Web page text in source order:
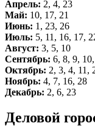
Апрель: 2, 4, 23
Май: 10, 17, 21
Июнь: 1, 23, 26
Июль: 5, 11, 16, 17,
Август: 3, 5, 10
Сентябрь: 6, 8, 9,
Октябрь: 2, 3, 4, 11,
Ноябрь: 4, 7, 16, 28
Декабрь: 2, 6, 23
Деловой